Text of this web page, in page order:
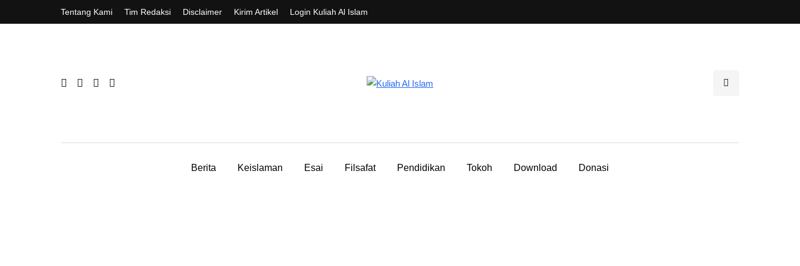
Tentang Kami Tim Redaksi Disclaimer Kirim Artikel Login Kuliah Al Islam
Berita Keislaman Esai Filsafat Pendidikan Tokoh Download Donasi